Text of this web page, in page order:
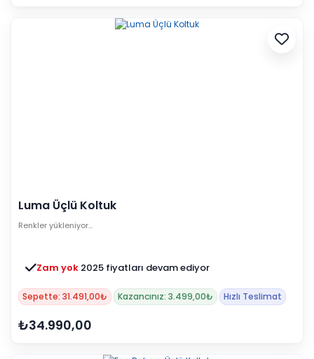
Luma Üçlü Koltuk
Renkler yükleniyor…
Zam yok 2025 fiyatları devam ediyor
Sepette: 31.491,00₺ Kazancınız: 3.499,00₺ Hızlı Teslimat
₺34.990,00